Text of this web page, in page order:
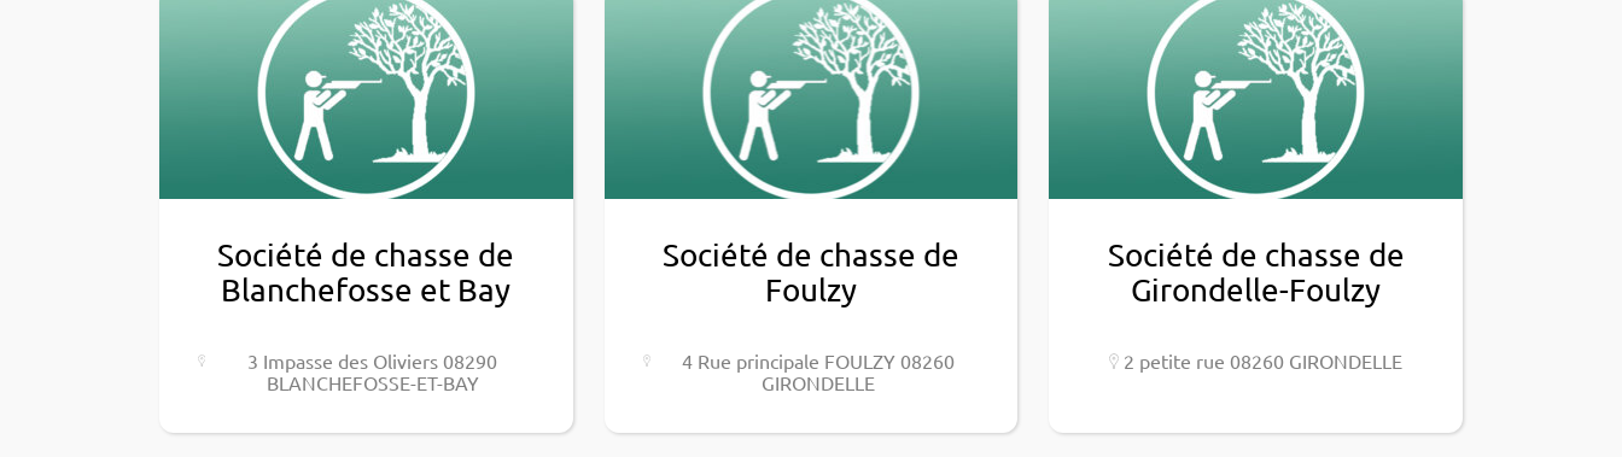
Société de chasse de
Blanchefosse et Bay
3 Impasse des Oliviers 08290
BLANCHEFOSSE-ET-BAY
Société de chasse de
Foulzy
4 Rue prin­ci­pale FOULZY 08260
GIRONDELLE
Société de chasse de
Girondelle-Foulzy
2 petite rue 08260 GIRONDELLE